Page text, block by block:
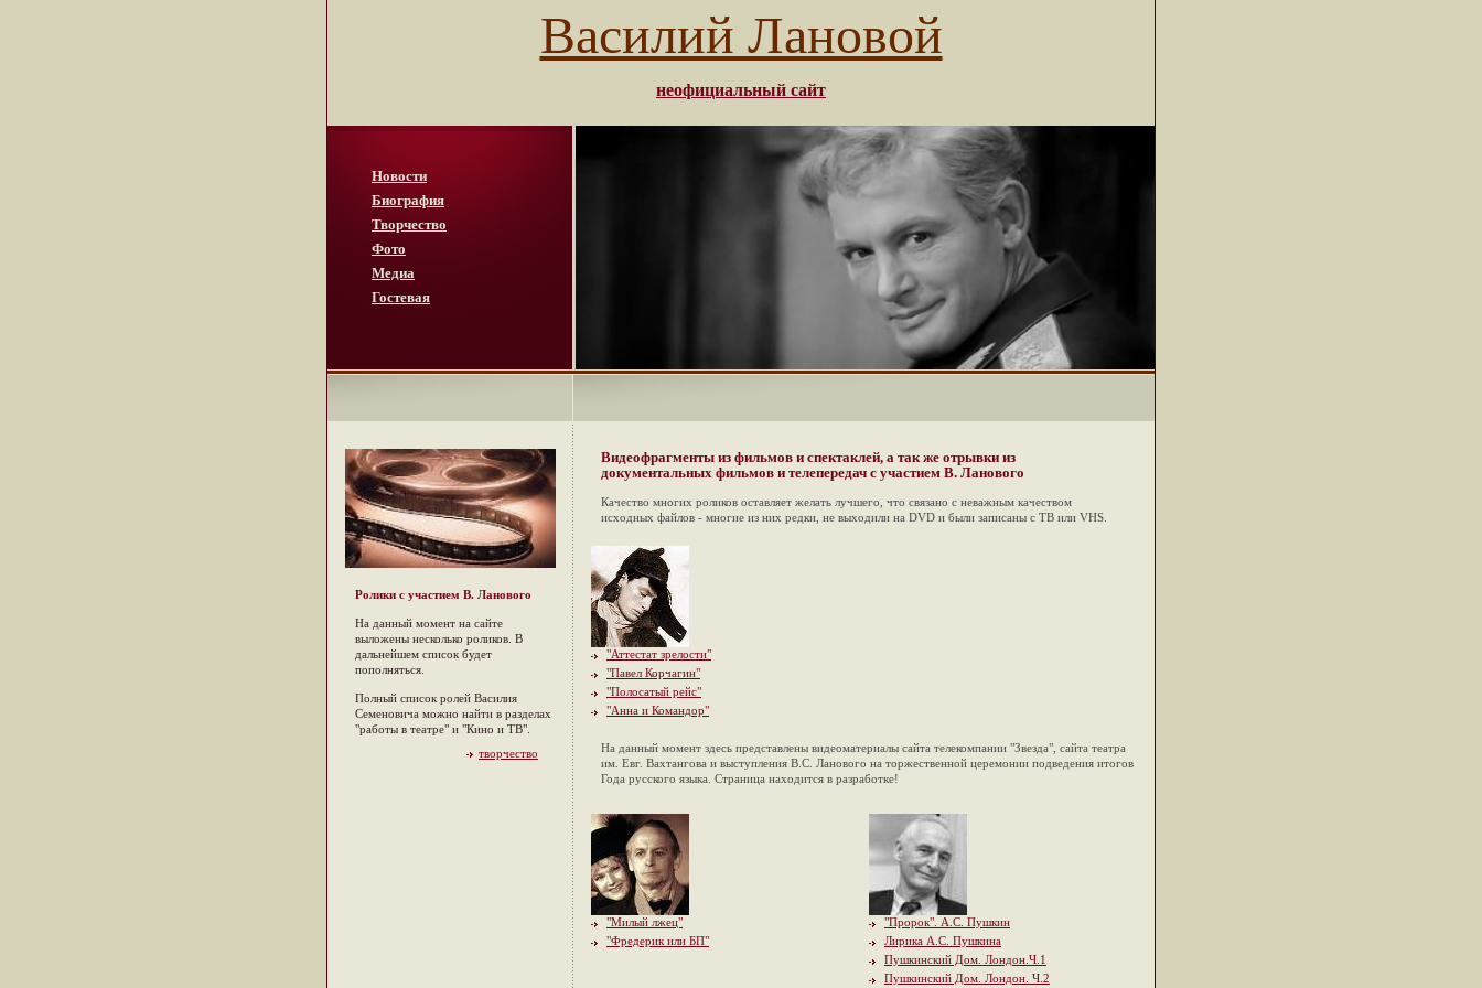
Василий Лановой
неофициальный сайт
Новости
Биография
Творчество
Фото
Медиа
Гостевая
Ролики с участием В. Ланового
На данный момент на сайте
выложены несколько роликов. В
дальнейшем список будет
пополняться.
Полный список ролей Василия
Семеновича можно найти в разделах
"работы в театре" и "Кино и ТВ".
творчество
Видеофрагменты из фильмов и спектаклей, а так же отрывки из
документальных фильмов и телепередач с участием В. Ланового
Качество многих роликов оставляет желать лучшего, что связано с неважным качеством
исходных файлов - многие из них редки, не выходили на DVD и были записаны с ТВ или VHS
"Аттестат зрелости"
"Павел Корчагин"
"Полосатый рейс"
"Анна и Командор"
На данный момент здесь представлены видеоматериалы сайта телекомпании "Звезда", сайта театра
им. Евг. Вахтангова и выступления В.С. Ланового на торжественной церемонии подведения итогов
Года русского языка. Страница находится в разработке!
"Милый лжец"
"Фредерик или БП"
"Пророк". А.С. Пушкин
Лирика А.С. Пушкина
Пушкинский Дом. Лондон.Ч.1
Пушкинский Дом. Лондон. Ч.2